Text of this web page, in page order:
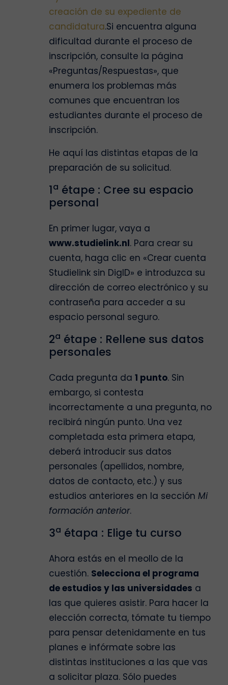
creación de su expediente de
candidatura.Si encuentra alguna
dificultad durante el proceso de
inscripción, consulte la página
«Preguntas/Respuestas», que
enumera los problemas más
comunes que encuentran los
estudiantes durante el proceso de
inscripción.
He aquí las distintas etapas de la
preparación de su solicitud.
1a étape : Cree su espacio
personal
En primer lugar, vaya a
www.studielink.nl. Para crear su
cuenta, haga clic en «Crear cuenta
Studielink sin DigID» e introduzca su
dirección de correo electrónico y su
contraseña para acceder a su
espacio personal seguro.
2a étape : Rellene sus datos
personales
Cada pregunta da 1 punto. Sin
embargo, si contesta
incorrectamente a una pregunta, no
recibirá ningún punto. Una vez
completada esta primera etapa,
deberá introducir sus datos
personales (apellidos, nombre,
datos de contacto, etc.) y sus
estudios anteriores en la sección Mi
formación anterior.
3a étapa : Elige tu curso
Ahora estás en el meollo de la
cuestión. Selecciona el programa
de estudios y las universidades a
las que quieres asistir. Para hacer la
elección correcta, tómate tu tiempo
para pensar detenidamente en tus
planes e infórmate sobre las
distintas instituciones a las que vas
a solicitar plaza. Sólo puedes